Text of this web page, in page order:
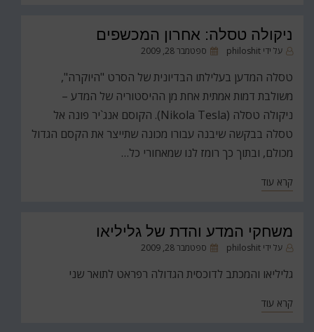
ניקולה טסלה: אחרון המכשפים
על ידי philoshit
פורסםספטמבר 28, 2009
טסלה המדען בעלילתו הבדיונית של הסרט "היוקרה",
משולבת דמות אמתית אחת מן ההיסטוריה של המדע –
ניקולה טסלה (Nikola Tesla). הקוסם אנג`יר פונה אל
טסלה בבקשה שיבנה עבורו מכונה שתייצר את הקסם הגדול
מכולם, ובתוך כך רומז לנו שמאחורי כל…
קרא עוד
משחקי המדע והדת של גליליאו
על ידי philoshit
פורסםספטמבר 28, 2009
גליליאו והמכתב לדוכסית הגדולה רפראט לתואר שני
קרא עוד